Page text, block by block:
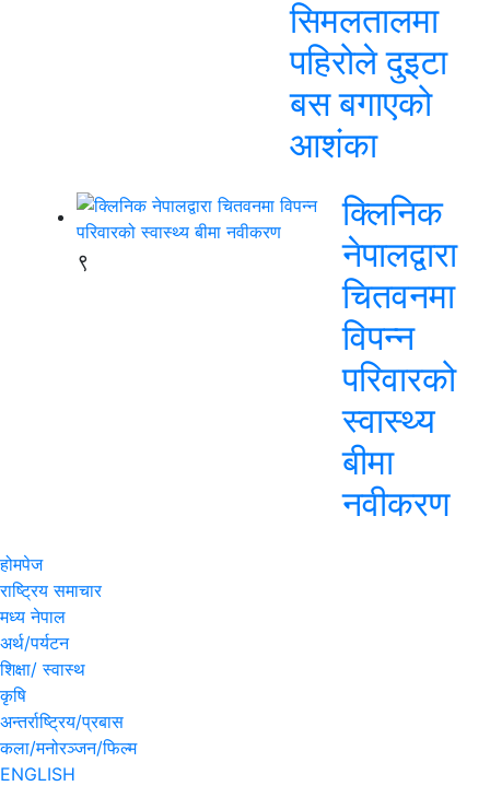
सिमलतालमा
पहिरोले दुइटा
बस बगाएको
आशंका
९
क्लिनिक
नेपालद्वारा
चितवनमा
विपन्न
परिवारको
स्वास्थ्य
बीमा
नवीकरण
होमपेज
राष्ट्रिय समाचार
मध्य नेपाल
अर्थ/पर्यटन
शिक्षा/ स्वास्थ
कृषि
अन्तर्राष्ट्रिय/प्रबास
कला/मनोरञ्जन/फिल्म
ENGLISH